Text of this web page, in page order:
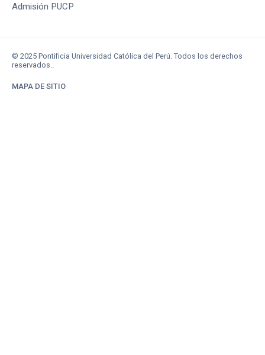
Admisión PUCP
© 2025 Pontificia Universidad Católica del Perú. Todos los derechos
reservados..
MAPA DE SITIO